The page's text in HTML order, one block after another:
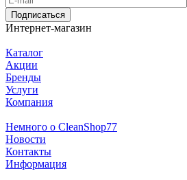
Подписаться
Интернет-магазин
Каталог
Акции
Бренды
Услуги
Компания
Немного о CleanShop77
Новости
Контакты
Информация